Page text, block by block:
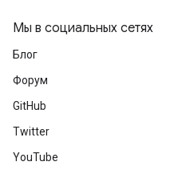
Мы в социальных сетях
Блог
Форум
GitHub
Twitter
YouTube